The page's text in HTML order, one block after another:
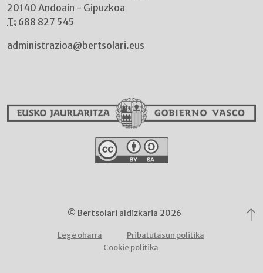
20140 Andoain - Gipuzkoa
T: 688 827 545
administrazioa@bertsolari.eus
© Bertsolari aldizkaria 2026
Lege oharra
Pribatutasun politika
Cookie politika